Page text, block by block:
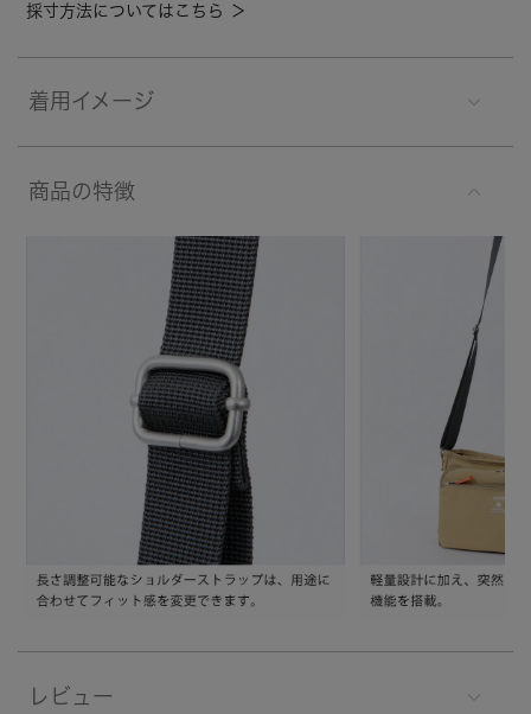
採寸方法についてはこちら ＞
着用イメージ
商品の特徴
レビュー